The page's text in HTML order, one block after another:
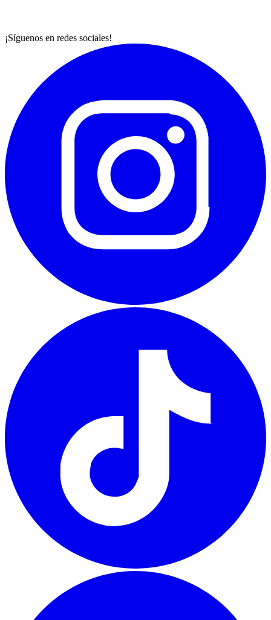
¡Síguenos en redes sociales!